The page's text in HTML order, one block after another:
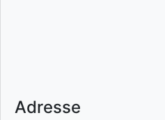
Adresse